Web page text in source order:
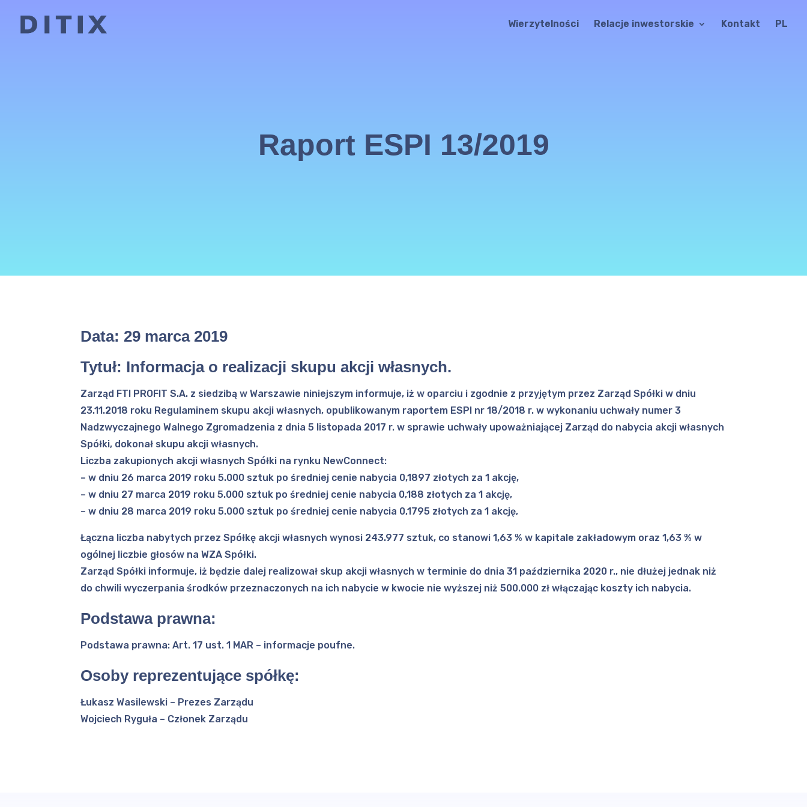
Wierzytelności Relacje inwestorskie Kontakt PL
Raport ESPI 13/2019
Data: 29 marca 2019
Tytuł: Informacja o realizacji skupu akcji własnych.
Zarząd FTI PROFIT S.A. z siedzibą w Warszawie niniejszym informuje, iż w oparciu i zgodnie z przyjętym przez Zarząd Spółki w dniu
23.11.2018 roku Regulaminem skupu akcji własnych, opublikowanym raportem ESPI nr 18/2018 r. w wykonaniu uchwały numer 3
Nadzwyczajnego Walnego Zgromadzenia z dnia 5 listopada 2017 r. w sprawie uchwały upoważniającej Zarząd do nabycia akcji własnych
Spółki, dokonał skupu akcji własnych.
Liczba zakupionych akcji własnych Spółki na rynku NewConnect:
– w dniu 26 marca 2019 roku 5.000 sztuk po średniej cenie nabycia 0,1897 złotych za 1 akcję,
– w dniu 27 marca 2019 roku 5.000 sztuk po średniej cenie nabycia 0,188 złotych za 1 akcję,
– w dniu 28 marca 2019 roku 5.000 sztuk po średniej cenie nabycia 0,1795 złotych za 1 akcję,
Łączna liczba nabytych przez Spółkę akcji własnych wynosi 243.977 sztuk, co stanowi 1,63 % w kapitale zakładowym oraz 1,63 % w
ogólnej liczbie głosów na WZA Spółki.
Zarząd Spółki informuje, iż będzie dalej realizował skup akcji własnych w terminie do dnia 31 października 2020 r., nie dłużej jednak niż
do chwili wyczerpania środków przeznaczonych na ich nabycie w kwocie nie wyższej niż 500.000 zł włączając koszty ich nabycia.
Podstawa prawna:
Podstawa prawna: Art. 17 ust. 1 MAR – informacje poufne.
Osoby reprezentujące spółkę:
Łukasz Wasilewski – Prezes Zarządu
Wojciech Ryguła – Członek Zarządu